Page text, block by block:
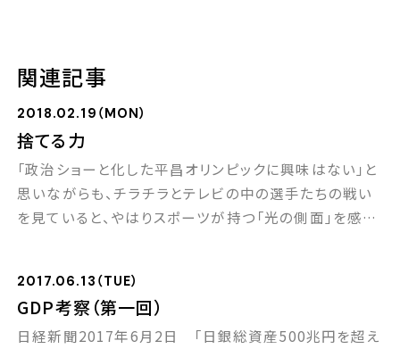
関連記事
2018.02.19（MON）
捨てる力
「政治ショーと化した平昌オリンピックに興味はない」と
思いながらも、チラチラとテレビの中の選手たちの戦い
を見ていると、やはりスポーツが持つ「光の側面」を感じ
ル。自分が何をしたわけでもないのに、なぜか勝手に日
本人としての誇りを感じる自分がいたりもします（笑）。
ところで羽生結弦選手が金メダルを獲った同 […]
2017.06.13（TUE）
GDP考察（第一回）
日経新聞2017年6月2日 「日銀総資産500兆円を超え